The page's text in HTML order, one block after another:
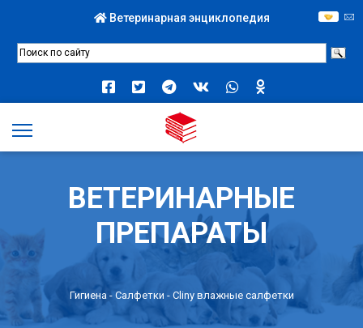
Ветеринарная энциклопедия
ВЕТЕРИНАРНЫЕ
ПРЕПАРАТЫ
Гигиена - Салфетки - Cliny влажные салфетки